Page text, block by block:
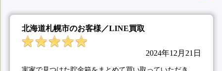
北海道札幌市のお客様／LINE買取
2024年12月21日